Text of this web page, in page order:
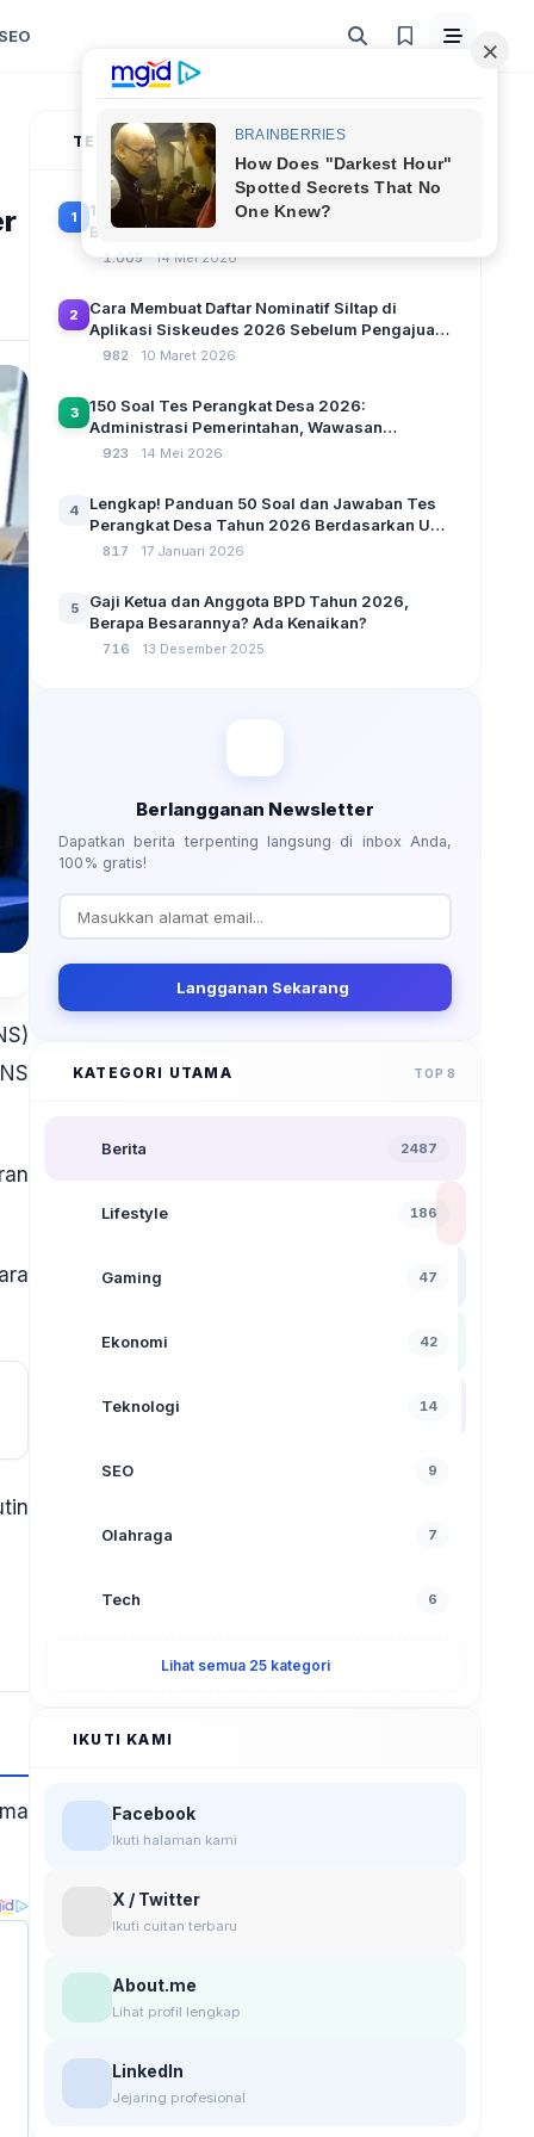
TERPOPULER
1
100 Soal Tes Perangkat Desa Terbaru 2026
Beserta Kunci Jawaban: Latihan CAT Berbasis
1.005 14 Mei 2026
2
Cara Membuat Daftar Nominatif Siltap di
Aplikasi Siskeudes 2026 Sebelum Pengajuan
SPP Pencairan Dana Desa
982 10 Maret 2026
3
150 Soal Tes Perangkat Desa 2026:
Administrasi Pemerintahan, Wawasan
Kebangsaan, dan Komputer Beserta Jawaban
923 14 Mei 2026
4
Lengkap! Panduan 50 Soal dan Jawaban Tes
Perangkat Desa Tahun 2026 Berdasarkan UU
No 3 Tahun 2024
817 17 Januari 2026
5
Gaji Ketua dan Anggota BPD Tahun 2026,
Berapa Besarannya? Ada Kenaikan?
716 13 Desember 2025
Berlangganan Newsletter
Dapatkan berita terpenting langsung di inbox Anda,
100% gratis!
Langganan Sekarang
KATEGORI UTAMA TOP 8
Berita 2487
Lifestyle 186
Gaming 47
Ekonomi 42
Teknologi 14
SEO 9
Olahraga 7
Tech 6
Lihat semua 25 kategori
IKUTI KAMI
Facebook
Ikuti halaman kami
X / Twitter
Ikuti cuitan terbaru
About.me
Lihat profil lengkap
LinkedIn
Jejaring profesional